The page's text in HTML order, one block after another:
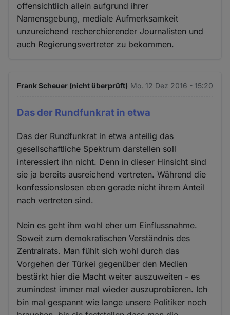
offensichtlich allein aufgrund ihrer
Namensgebung, mediale Aufmerksamkeit
unzureichend recherchierender Journalisten und
auch Regierungsvertreter zu bekommen.
Frank Scheuer (nicht überprüft) Mo. 12 Dez 2016 - 15:20
Das der Rundfunkrat in etwa
Das der Rundfunkrat in etwa anteilig das
gesellschaftliche Spektrum darstellen soll
interessiert ihn nicht. Denn in dieser Hinsicht sind
sie ja bereits ausreichend vertreten. Während die
konfessionslosen eben gerade nicht ihrem Anteil
nach vertreten sind.
Nein es geht ihm wohl eher um Einflussnahme.
Soweit zum demokratischen Verständnis des
Zentralrats. Man fühlt sich wohl durch das
Vorgehen der Türkei gegenüber den Medien
bestärkt hier die Macht weiter auszuweiten - es
zumindest immer mal wieder auszuprobieren. Ich
bin mal gespannt wie lange unsere Politiker noch